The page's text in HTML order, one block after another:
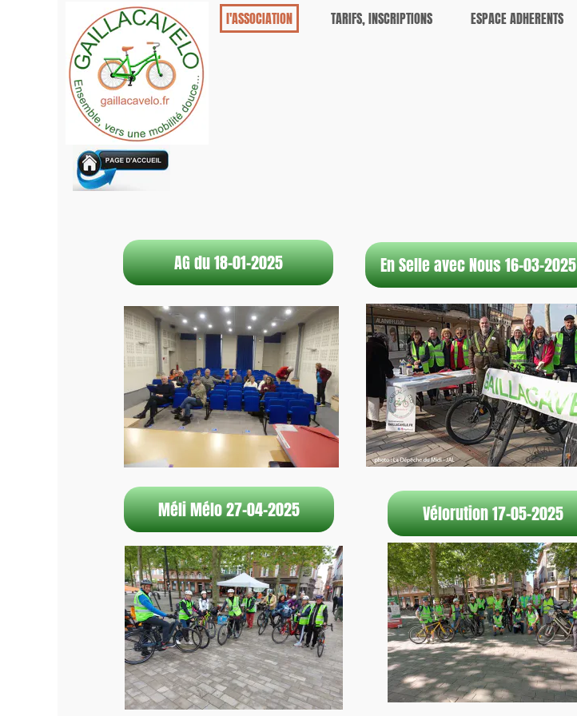
l'ASSOCIATION TARIFS, INSCRIPTIONS ESPACE ADHERENTS
AG du 18-01-2025 En Selle avec Nous 16-03-2025
Méli Mélo 27-04-2025 Vélorution 17-05-2025